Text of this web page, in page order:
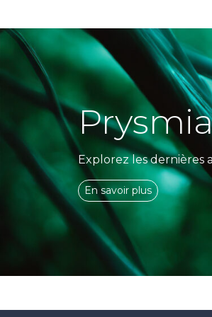
Explorez les
En savoir plus